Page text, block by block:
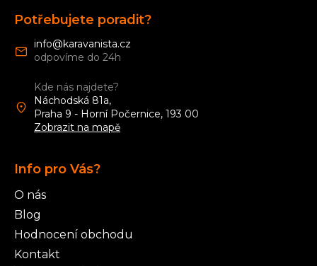
u
Potřebujete poradit?
info@karavanista.cz
Kde nás najdete?
Náchodská 81a,
Praha 9 - Horní Počernice, 193 00
Zobrazit na mapě
Info pro Vás?
O nás
Blog
Hodnocení obchodu
Kontakt